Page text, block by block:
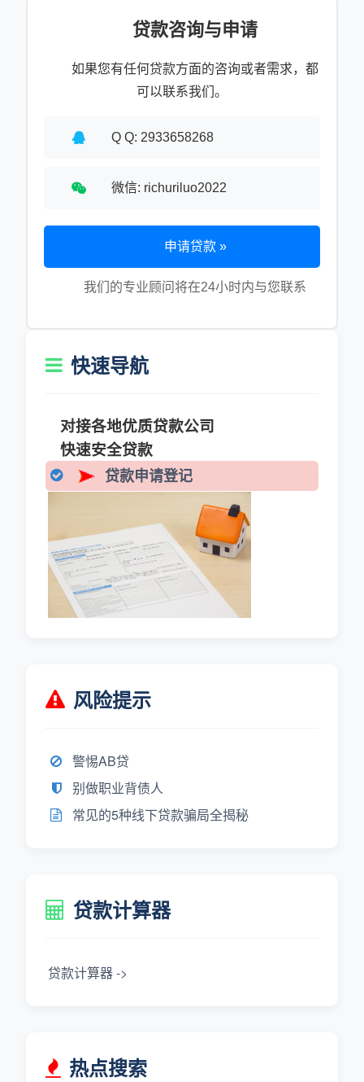
贷款咨询与申请
如果您有任何贷款方面的咨询或者需求，都
可以联系我们。
Q Q: 2933658268
微信: richuriluo2022
申请贷款 »
我们的专业顾问将在24小时内与您联系
快速导航
对接各地优质贷款公司
快速安全贷款
贷款申请登记
风险提示
警惕AB贷
别做职业背债人
常见的5种线下贷款骗局全揭秘
贷款计算器
贷款计算器 ->
热点搜索